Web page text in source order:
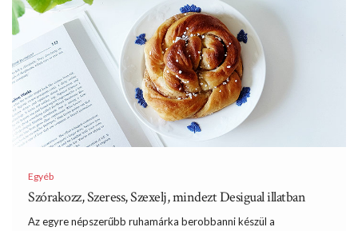
Egyéb
Szórakozz, Szeress, Szexelj, mindezt Desigual illatban
Az egyre népszerűbb ruhamárka berobbanni készül a